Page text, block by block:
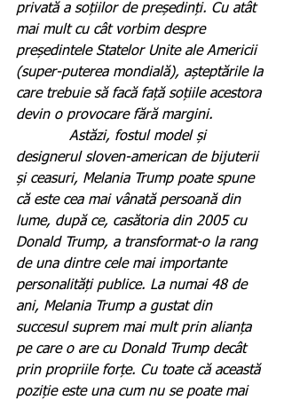
privată a soțiilor de președinți. Cu atât
mai mult cu cât vorbim despre
președintele Statelor Unite ale Americii
(super-puterea mondială), așteptările la
care trebuie să facă față soțiile acestora
devin o provocare fără margini.
designerul sloven-american de bijuterii
și ceasuri, Melania Trump poate spune
că este cea mai vânată persoană din
lume, după ce, casătoria din 2005 cu
Donald Trump, a transformat-o la rang
de una dintre cele mai importante
personalități publice. La numai 48 de
ani, Melania Trump a gustat din
succesul suprem mai mult prin alianța
pe care o are cu Donald Trump decât
prin propriile forțe. Cu toate că această
poziție este una cum nu se poate mai